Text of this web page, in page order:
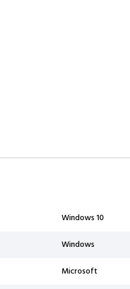
Windows 10
Windows
Microsoft